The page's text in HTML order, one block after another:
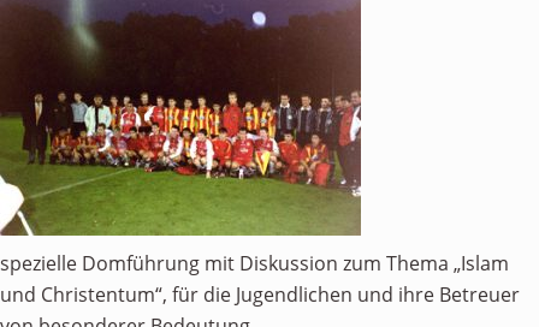
spezielle Domführung mit Diskussion zum Thema „Islam
und Christentum“, für die Jugendlichen und ihre Betreuer